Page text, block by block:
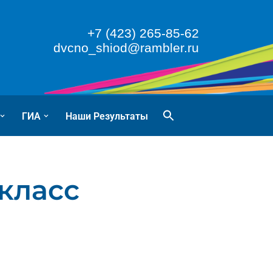
+7 (423) 265-85-62
dvcno_shiod@rambler.ru
ГИА Наши Результаты